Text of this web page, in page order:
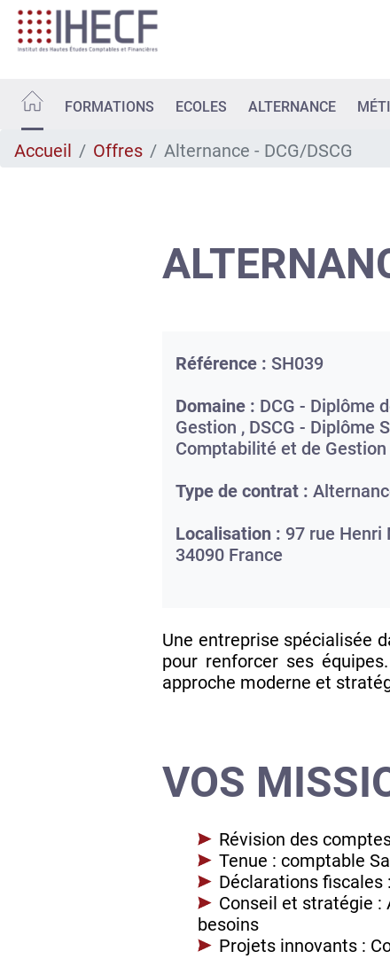
Aller
contenu
FORMATIONS ECOLES ALTERNANCE
Accueil Offres Alternance - DCG/DSCG
Référence : SH039
Domaine : DCG - Diplôme
Gestion , DSCG - Diplôme
Comptabilité et de Gestion
Type de contrat :
Localisation : 97 rue Henri
34090 France
Une entreprise spécialisée
pour renforcer ses
approche moderne et
VOS
Révision des
Tenue : comptable
Déclarations
Conseil et stratégie :
besoins
Projets innovants :